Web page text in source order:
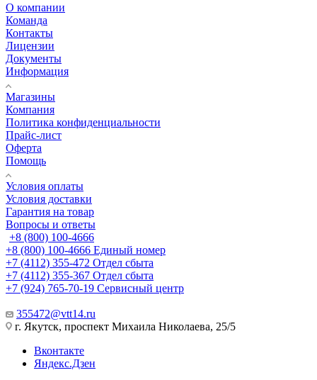
О компании
Команда
Контакты
Лицензии
Документы
Информация
Магазины
Компания
Политика конфиденциальности
Прайс-лист
Оферта
Помощь
Условия оплаты
Условия доставки
Гарантия на товар
Вопросы и ответы
+8 (800) 100-4666
+8 (800) 100-4666 Единый номер
+7 (4112) 355-472 Отдел сбыта
+7 (4112) 355-367 Отдел сбыта
+7 (924) 765-70-19 Сервисный центр
355472@vtt14.ru
г. Якутск, проспект Михаила Николаева, 25/5
Вконтакте
Яндекс.Дзен